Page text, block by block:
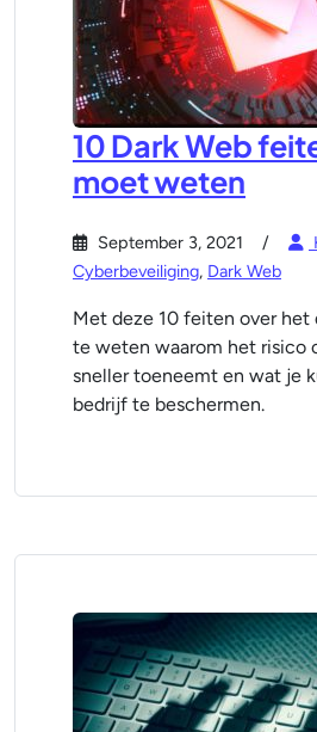
10 Dark Web
moet weten
September 3, 2021
Cyberbeveiliging, Dark Web
Met deze 10 feiten over het
te weten waarom het risico
sneller toeneemt en wat je
bedrijf te beschermen.